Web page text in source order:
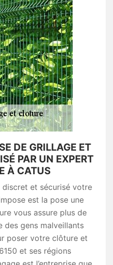
DE GRILLAGE ET
PAR UN EXPERT
À CATUS
et sécurisé votre
est la pose une
vous assure plus de
des gens malveillants
poser votre clôture et
et ses régions